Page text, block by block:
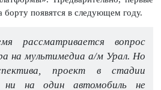
появятся в следующем году.
рассматривается вопрос
на мультимедиа а/м Урал. Но
проект в стадии
ни на один автомобиль не